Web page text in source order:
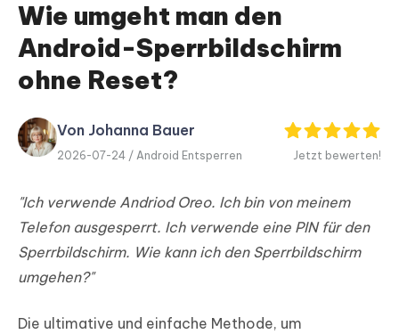
ReiBoot
for iOS
PDNob
PDF
Editor
Neu
iAnyGo
Wie umgeht man den
Android-Sperrbildschirm
ohne Reset?
Von Johanna Bauer
2026-07-24 / Android Entsperren Jetzt bewerten!
"Ich verwende Andriod Oreo. Ich bin von meinem
Telefon ausgesperrt. Ich verwende eine PIN für den
Sperrbildschirm. Wie kann ich den Sperrbildschirm
umgehen?"
Die ultimative und einfache Methode, um